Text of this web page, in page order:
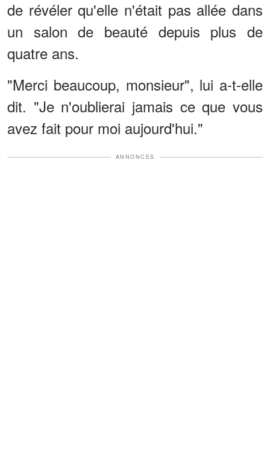
de révéler qu'elle n'était pas allée dans
un salon de beauté depuis plus de
quatre ans.
"Merci beaucoup, monsieur", lui a-t-elle
dit. "Je n'oublierai jamais ce que vous
avez fait pour moi aujourd'hui."
ANNONCES